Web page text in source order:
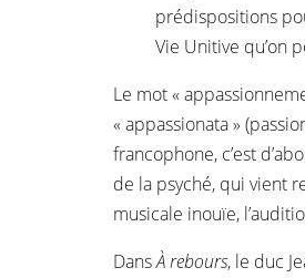
prédispositions
Vie Unitive qu’on
Le mot «
« appassionata »
francophone, c’est
de la psyché, qui vient
musicale inouïe,
DansÀ rebours, le duc